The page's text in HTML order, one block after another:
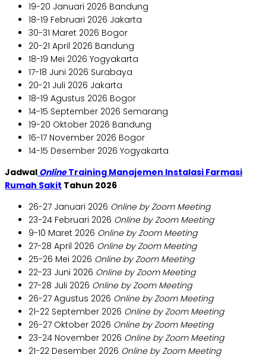
19-20 Januari 2026 Bandung
18-19 Februari 2026 Jakarta
30-31 Maret 2026 Bogor
20-21 April 2026 Bandung
18-19 Mei 2026 Yogyakarta
17-18 Juni 2026 Surabaya
20-21 Juli 2026 Jakarta
18-19 Agustus 2026 Bogor
14-15 September 2026 Semarang
19-20 Oktober 2026 Bandung
16-17 November 2026 Bogor
14-15 Desember 2026 Yogyakarta
Jadwal OnlineTraining Manajemen Instalasi Farmasi
Rumah Sakit Tahun 2026
26-27 Januari 2026 Online by Zoom Meeting
23-24 Februari 2026 Online by Zoom Meeting
9-10 Maret 2026 Online by Zoom Meeting
27-28 April 2026 Online by Zoom Meeting
25-26 Mei 2026 Online by Zoom Meeting
22-23 Juni 2026 Online by Zoom Meeting
27-28 Juli 2026 Online by Zoom Meeting
26-27 Agustus 2026 Online by Zoom Meeting
21-22 September 2026 Online by Zoom Meeting
26-27 Oktober 2026 Online by Zoom Meeting
23-24 November 2026 Online by Zoom Meeting
21-22 Desember 2026 Online by Zoom Meeting